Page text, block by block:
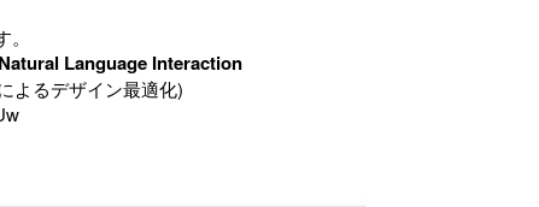
Language Interaction
よるデザイン最適化)